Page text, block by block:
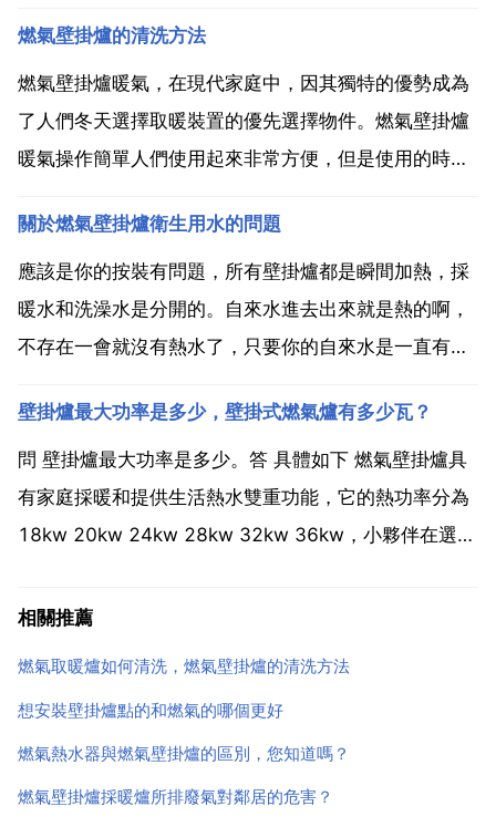
燃氣壁掛爐的清洗方法
燃氣壁掛爐暖氣，在現代家庭中，因其獨特的優勢成為
了人們冬天選擇取暖裝置的優先選擇物件。燃氣壁掛爐
暖氣操作簡單人們使用起來非常方便，但是使用的時候
為大家介紹一下關於燃氣壁掛爐暖氣的一些基本設定及
維護清潔的注意事項 燃氣壁掛爐暖氣 使用需要注意將
溫度設定...
關於燃氣壁掛爐衛生用水的問題
應該是你的按裝有問題，所有壁掛爐都是瞬間加熱，採
暖水和洗澡水是分開的。自來水進去出來就是熱的啊，
不存在一會就沒有熱水了，只要你的自來水是一直有
暖的出水口上了，你洗澡是用的暖氣水，等你用完暖氣
水時，沒有了水，你又要重新給暖氣補水，就會出現你
的一會兒補一次...
壁掛爐最大功率是多少，壁掛式燃氣爐有多少瓦？
問 壁掛爐最大功率是多少。答 具體如下 燃氣壁掛爐具
有家庭採暖和提供生活熱水雙重功能，它的熱功率分為
18kw 20kw 24kw 28kw 32kw 36kw，小夥伴在選擇
水兩方面考慮 1 房屋面積在80 120 的情況下，壁掛爐
相關推薦
燃氣取暖爐如何清洗，燃氣壁掛爐的清洗方法
想安裝壁掛爐點的和燃氣的哪個更好
燃氣熱水器與燃氣壁掛爐的區別，您知道嗎？
燃氣壁掛爐採暖爐所排廢氣對鄰居的危害？